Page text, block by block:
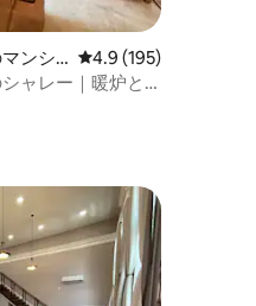
均評価
ンシ
レビュー195件、5つ
4.9 (195)
ャレー｜暖炉と